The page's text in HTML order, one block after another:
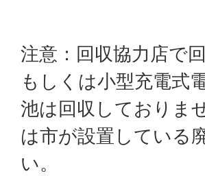
注意：回収協力店で
もしくは小型充電式
池は回収しておりま
は市が設置している
い。